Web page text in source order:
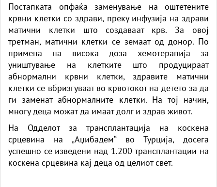
Постапката опфаќа заменување на оштетените
крвни клетки со здрави, преку инфузија на здрави
матични клетки што создаваат крв. За овој
третман, матични клетки се земаат од донор. По
примена на висока доза хемотерапија за
уништување на клетките што продуцираат
абнормални крвни клетки, здравите матични
клетки се вбризгуваат во крвотокот на детето за да
ги заменат абнормалните клетки. На тој начин,
многу деца можат да имаат долг и здрав живот.
На Одделот за трансплантација на коскена
срцевина на „Аџибадем“ во Турција, досега
успешно се изведени над 1.200 трансплантации на
коскена срцевина кај деца од целиот свет.